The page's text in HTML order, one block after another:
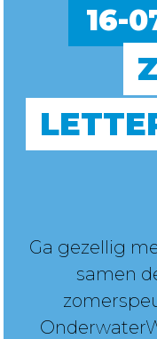
16-
Ga gezellig
samen